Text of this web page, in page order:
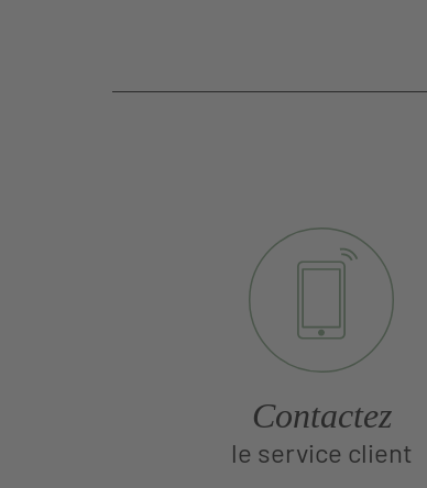
Contactez
le service client